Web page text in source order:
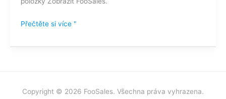
Přečtěte si více "
Copyright © 2026 FooSales. Všechna práva vyhrazena.